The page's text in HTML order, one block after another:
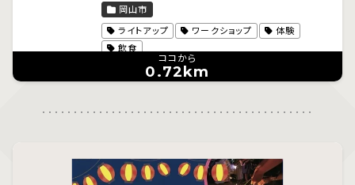
ココから
0.72km
岡山市
ライトアップ
ワークショップ
体験
飲食